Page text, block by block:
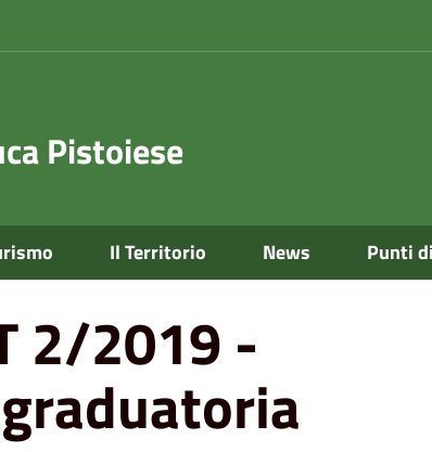
Pistoiese
Il Territorio News Punti
graduatoria provvisoria
2/2019 -